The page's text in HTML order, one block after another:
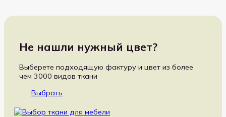
Не нашли нужный цвет?
Выберете подходящую фактуру и цвет из более
чем 3000 видов ткани
Выбрать